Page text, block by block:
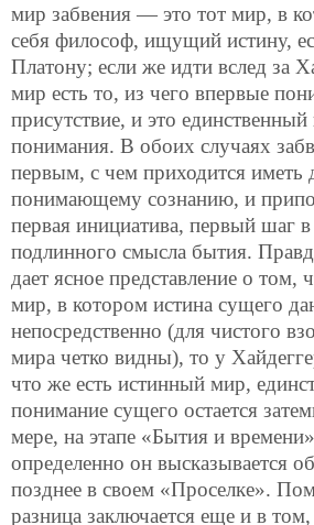
мир забвения — это тот мир, в
себя философ, ищущий истину,
Платону; если же идти вслед за
мир есть то, из чего впервые
присутствие, и это единственный
понимания. В обоих случаях
первым, с чем приходится иметь
понимающему сознанию, и
первая инициатива, первый шаг
подлинного смысла бытия.
дает ясное представление о том,
мир, в котором истина сущего
непосредственно (для чистого
мира четко видны), то у
что же есть истинный мир,
понимание сущего остается
мере, на этапе «Бытия и
определенно он высказывается
позднее в своем «Проселке».
разница заключается еще и в